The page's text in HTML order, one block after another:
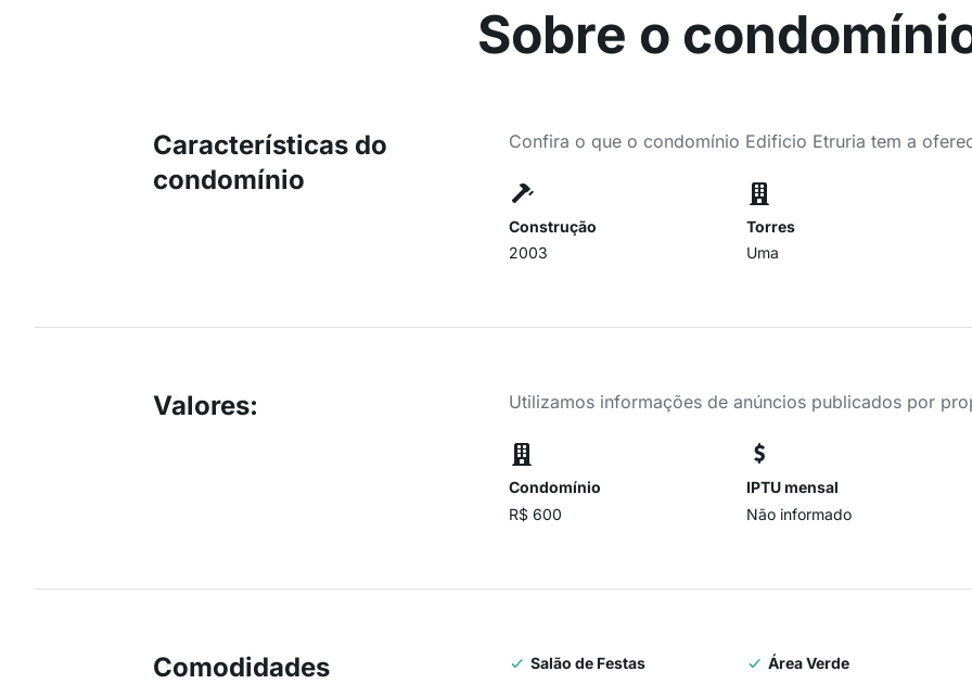
Sobre o
Características do
condomínio
Confira o que o condomínio Edificio Etruria tem a
Construção
2003
Torres
Uma
Valores: Utilizamos informações de anúncios publicados por
Condomínio
R$ 600
IPTU mensal
Não informado
Comodidades
Salão de Festas Área Verde